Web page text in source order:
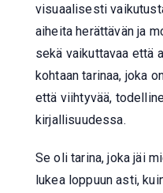
visuaalisesti
aiheita herättävän ja
sekä vaikuttavaa että
kohtaan tarinaa, joka
että viihtyvää,
kirjallisuudessa.
Se oli tarina, joka jäi
lukea loppuun asti,